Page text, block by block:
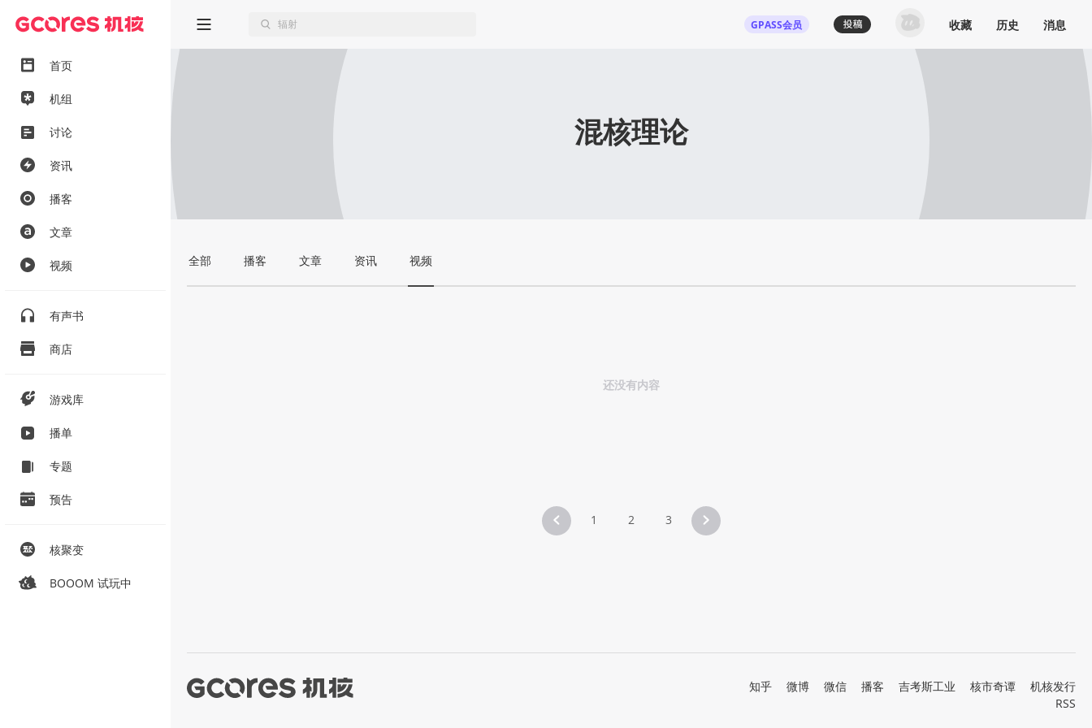
首页
机组
讨论
资讯
播客
文章
视频
有声书
商店
游戏库
播单
专题
预告
核聚变
BOOOM 试玩中
GPASS会员 收藏 历史 消息
混核理论
全部 播客 文章 资讯 视频
还没有内容
1 2 3
知乎 微博 微信 播客 吉考斯工业 核市奇谭
机核发行
RSS